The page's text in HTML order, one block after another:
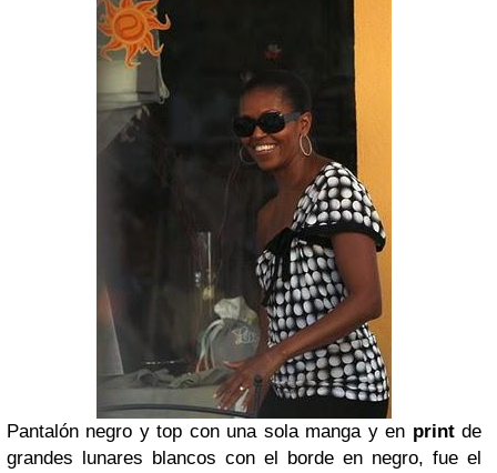
Pantalón negro y top con una sola manga y en printde
grandes lunares blancos con el borde en negro, fue el